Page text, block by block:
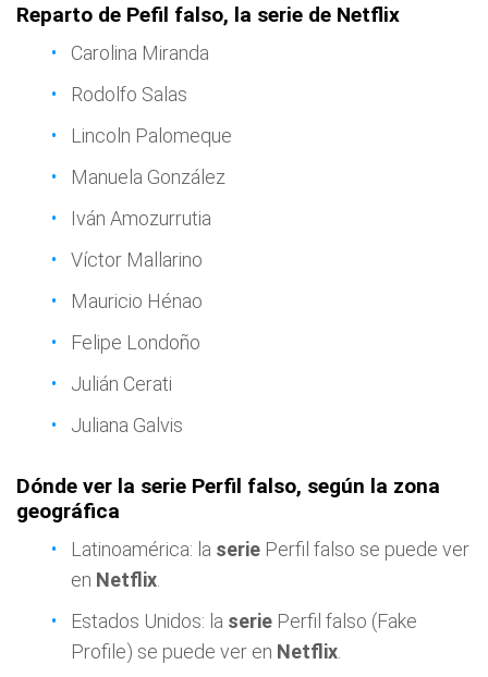
Reparto de Pefil falso, la serie de Netflix
Carolina Miranda
Rodolfo Salas
Lincoln Palomeque
Manuela González
Iván Amozurrutia
Víctor Mallarino
Mauricio Hénao
Felipe Londoño
Julián Cerati
Juliana Galvis
Dónde ver la serie Perfil falso, según la zona
geográfica
Latinoamérica: la serie Perfil falso se puede ver
en Netflix
Estados Unidos: la serie Perfil falso (Fake
Profile) se puede ver en Netflix